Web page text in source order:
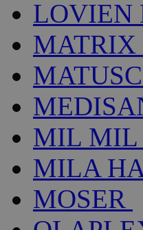
LOVIEN
MATRIX
MIL MIL
MILA
MOSER